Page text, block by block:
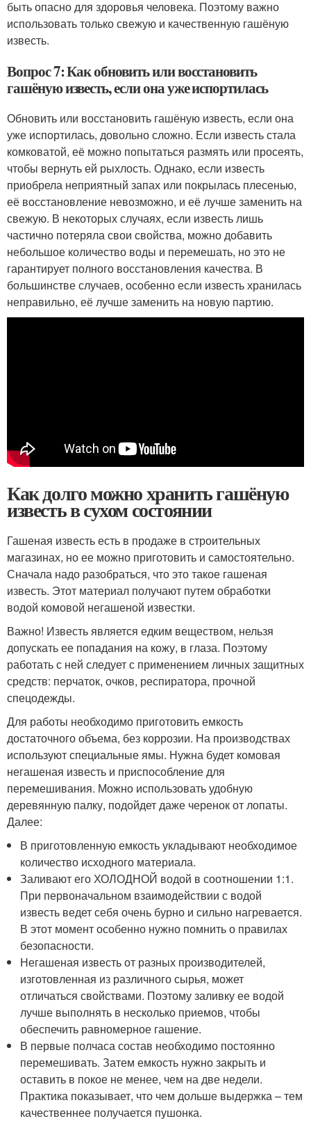
быть опасно для здоровья человека. Поэтому важно
использовать только свежую и качественную гашёную
известь.
Вопрос 7: Как обновить или восстановить
гашёную известь, если она уже испортилась
Обновить или восстановить гашёную известь, если она
уже испортилась, довольно сложно. Если известь стала
комковатой, её можно попытаться размять или просеять,
чтобы вернуть ей рыхлость. Однако, если известь
приобрела неприятный запах или покрылась плесенью,
её восстановление невозможно, и её лучше заменить на
свежую. В некоторых случаях, если известь лишь
частично потеряла свои свойства, можно добавить
небольшое количество воды и перемешать, но это не
гарантирует полного восстановления качества. В
большинстве случаев, особенно если известь хранилась
неправильно, её лучше заменить на новую партию.
Как долго можно хранить гашёную
известь в сухом состоянии
Гашеная известь есть в продаже в строительных
магазинах, но ее можно приготовить и самостоятельно.
Сначала надо разобраться, что это такое гашеная
известь. Этот материал получают путем обработки
водой комовой негашеной известки.
Важно! Известь является едким веществом, нельзя
допускать ее попадания на кожу, в глаза. Поэтому
работать с ней следует с применением личных защитных
средств: перчаток, очков, респиратора, прочной
спецодежды.
Для работы необходимо приготовить емкость
достаточного объема, без коррозии. На производствах
используют специальные ямы. Нужна будет комовая
негашеная известь и приспособление для
перемешивания. Можно использовать удобную
деревянную палку, подойдет даже черенок от лопаты.
Далее:
В приготовленную емкость укладывают необходимое
количество исходного материала.
Заливают его ХОЛОДНОЙ водой в соотношении 1:1.
При первоначальном взаимодействии с водой
известь ведет себя очень бурно и сильно нагревается.
В этот момент особенно нужно помнить о правилах
безопасности.
Негашеная известь от разных производителей,
изготовленная из различного сырья, может
отличаться свойствами. Поэтому заливку ее водой
лучше выполнять в несколько приемов, чтобы
обеспечить равномерное гашение.
В первые полчаса состав необходимо постоянно
перемешивать. Затем емкость нужно закрыть и
оставить в покое не менее, чем на две недели.
Практика показывает, что чем дольше выдержка – тем
качественнее получается пушонка.